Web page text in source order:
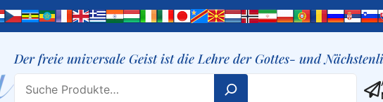
Der freie universale Geist ist die Lehre der Gottes- und
Search